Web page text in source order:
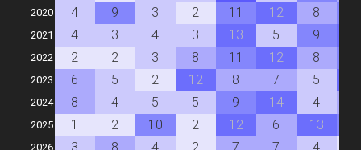
2020 4 9 3 2 11 12 8
2021 4 3 4 3 13 5 9
2022 2 2 3 8 11 12 8
2023 6 5 2 12 8 7 5
2024 8 4 5 5 9 14 4
2025 1 2 10 2 12 6 13
2026